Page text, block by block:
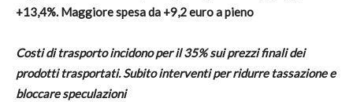
+13,4%. Maggiore spesa da +9,2 euro a pieno
Costi di trasporto incidono per il 35% sui prezzi finali dei
prodotti trasportati. Subito interventi per ridurre tassazione e
bloccare speculazioni